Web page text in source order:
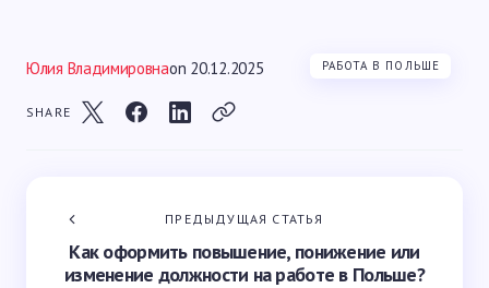
Юлия Владимировнаon 20.12.2025 РАБОТА В ПОЛЬШЕ
SHARE
ПРЕДЫДУЩАЯ СТАТЬЯ
Как оформить повышение, понижение или
изменение должности на работе в Польше?